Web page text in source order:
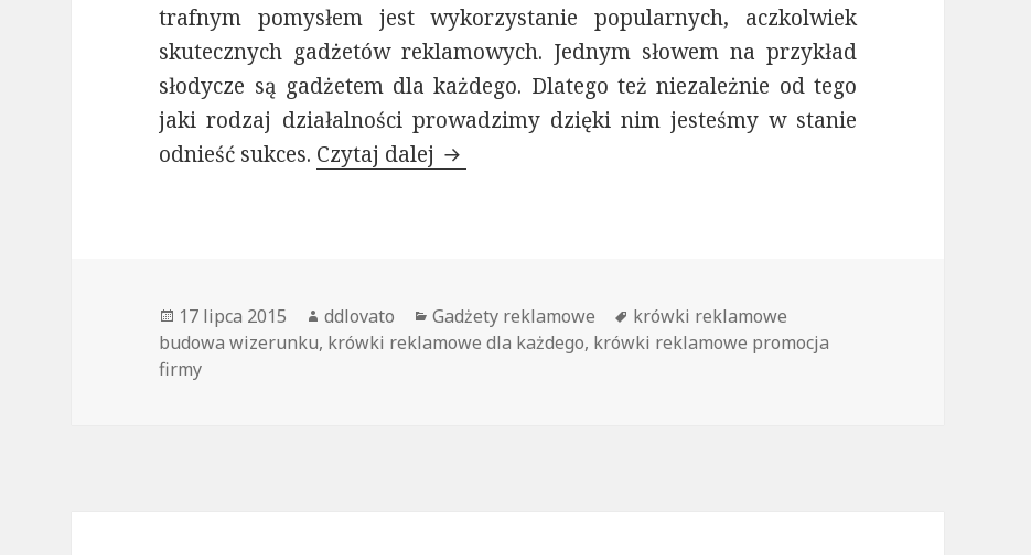
trafnym pomysłem jest wykorzystanie popularnych, aczkolwiek
skutecznych gadżetów reklamowych. Jednym słowem na przykład
słodycze są gadżetem dla każdego. Dlatego też niezależnie od tego
jaki rodzaj działalności prowadzimy dzięki nim jesteśmy w stanie
odnieść sukces. Czytaj dalej Krówki reklamowe- zawsze skuteczna reklama
Opublikowano
17 lipca 2015 Autor
ddlovato Kategorie
Gadżety reklamowe Tagi
krówki reklamowe
budowa wizerunku, krówki reklamowe dla każdego, krówki reklamowe promocja
firmy